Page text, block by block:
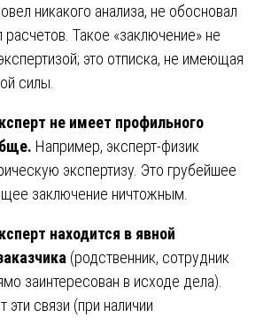
никакого анализа, не обосновал
Такое «заключение» не
это отписка, не имеющая
силы.
не имеет профильного
Например, эксперт-физик
экспертизу. Это грубейшее
заключение ничтожным.
находится в явной
(родственник, сотрудник
заинтересован в исходе дела).
эти связи (при наличии